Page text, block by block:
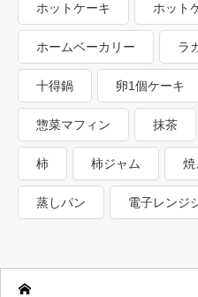
ホットケーキ ホット
ホームベーカリー ラ
十得鍋 卵1個ケーキ
惣菜マフィン 抹茶
柿 柿ジャム 焼
蒸しパン 電子レンジ